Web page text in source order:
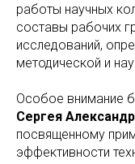
работы научных
составы рабочих
исследований,
методической и
Особое внимание
Сергея
посвященному
эффективности